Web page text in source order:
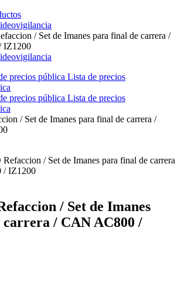
/ Set de Imanes para final de carrera /
IZ1200
precios pública Lista de precios
precios pública Lista de precios
/ Set de Imanes
/ CAN AC800 /